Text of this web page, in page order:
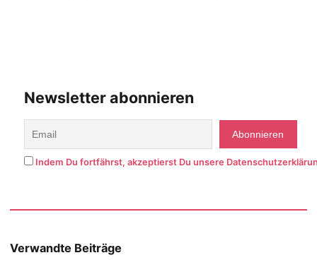
Newsletter abonnieren
Indem Du fortfährst, akzeptierst Du unsere
Verwandte Beiträge